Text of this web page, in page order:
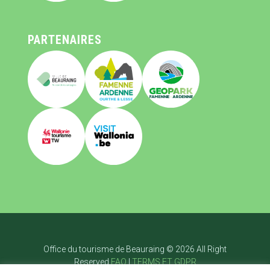
PARTENAIRES
Office du tourisme de Beauraing © 2026 All Right
Reserved FAQ TERMS ET GDPR